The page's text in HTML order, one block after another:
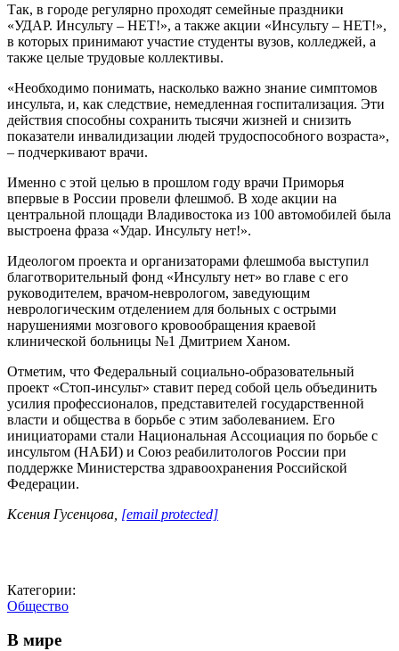
Так, в городе регулярно проходят семейные праздники
«УДАР. Инсульту – НЕТ!», а также акции «Инсульту – НЕТ!»,
в которых принимают участие студенты вузов, колледжей, а
также целые трудовые коллективы.
«Необходимо понимать, насколько важно знание симптомов
инсульта, и, как следствие, немедленная госпитализация. Эти
действия способны сохранить тысячи жизней и снизить
показатели инвалидизации людей трудоспособного возраста»,
– подчеркивают врачи.
Именно с этой целью в прошлом году врачи Приморья
впервые в России провели флешмоб. В ходе акции на
центральной площади Владивостока из 100 автомобилей была
выстроена фраза «Удар. Инсульту нет!».
Идеологом проекта и организаторами флешмоба выступил
благотворительный фонд «Инсульту нет» во главе с его
руководителем, врачом-неврологом, заведующим
неврологическим отделением для больных с острыми
нарушениями мозгового кровообращения краевой
клинической больницы №1 Дмитрием Ханом.
Отметим, что Федеральный социально-образовательный
проект «Стоп-инсульт» ставит перед собой цель объединить
усилия профессионалов, представителей государственной
власти и общества в борьбе с этим заболеванием. Его
инициаторами стали Национальная Ассоциация по борьбе с
инсультом (НАБИ) и Союз реабилитологов России при
поддержке Министерства здравоохранения Российской
Федерации.
Ксения Гусенцова, [email protected]
Категории:
Общество
В мире